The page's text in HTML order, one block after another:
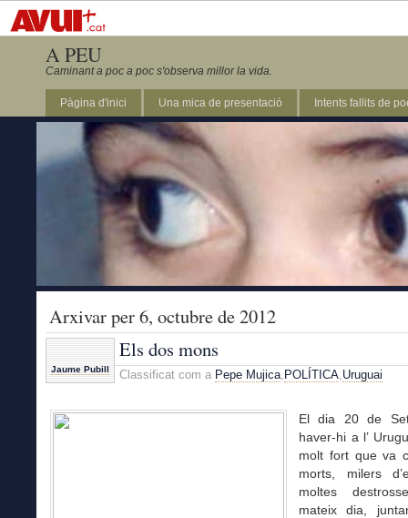
A PEU
Caminant a poc a poc s'observa millor la vida.
Pàgina d'inici Una mica de presentació Intents fallits de
Arxivar per 6, octubre de 2012
Jaume Pubill
Els dos mons
Classificat com a Pepe Mujica, POLÍTICA,Uruguai
El dia 20 de
haver-hi a l’
molt fort que va
morts, milers
moltes
mateix dia,